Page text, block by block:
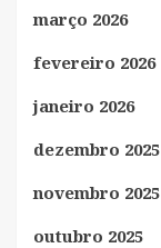
março 2026
fevereiro 2026
janeiro 2026
dezembro 2025
novembro 2025
outubro 2025